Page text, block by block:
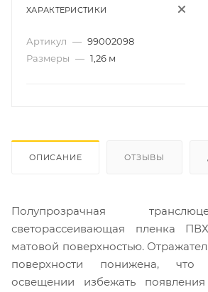
ХАРАКТЕРИСТИКИ
Артикул — 99002098
Размеры — 1,26 м
ОПИСАНИЕ ОТЗЫВЫ
Полупрозрачная
светорассеивающая пленка
матовой поверхностью.
поверхности понижена, что
освещении избежать